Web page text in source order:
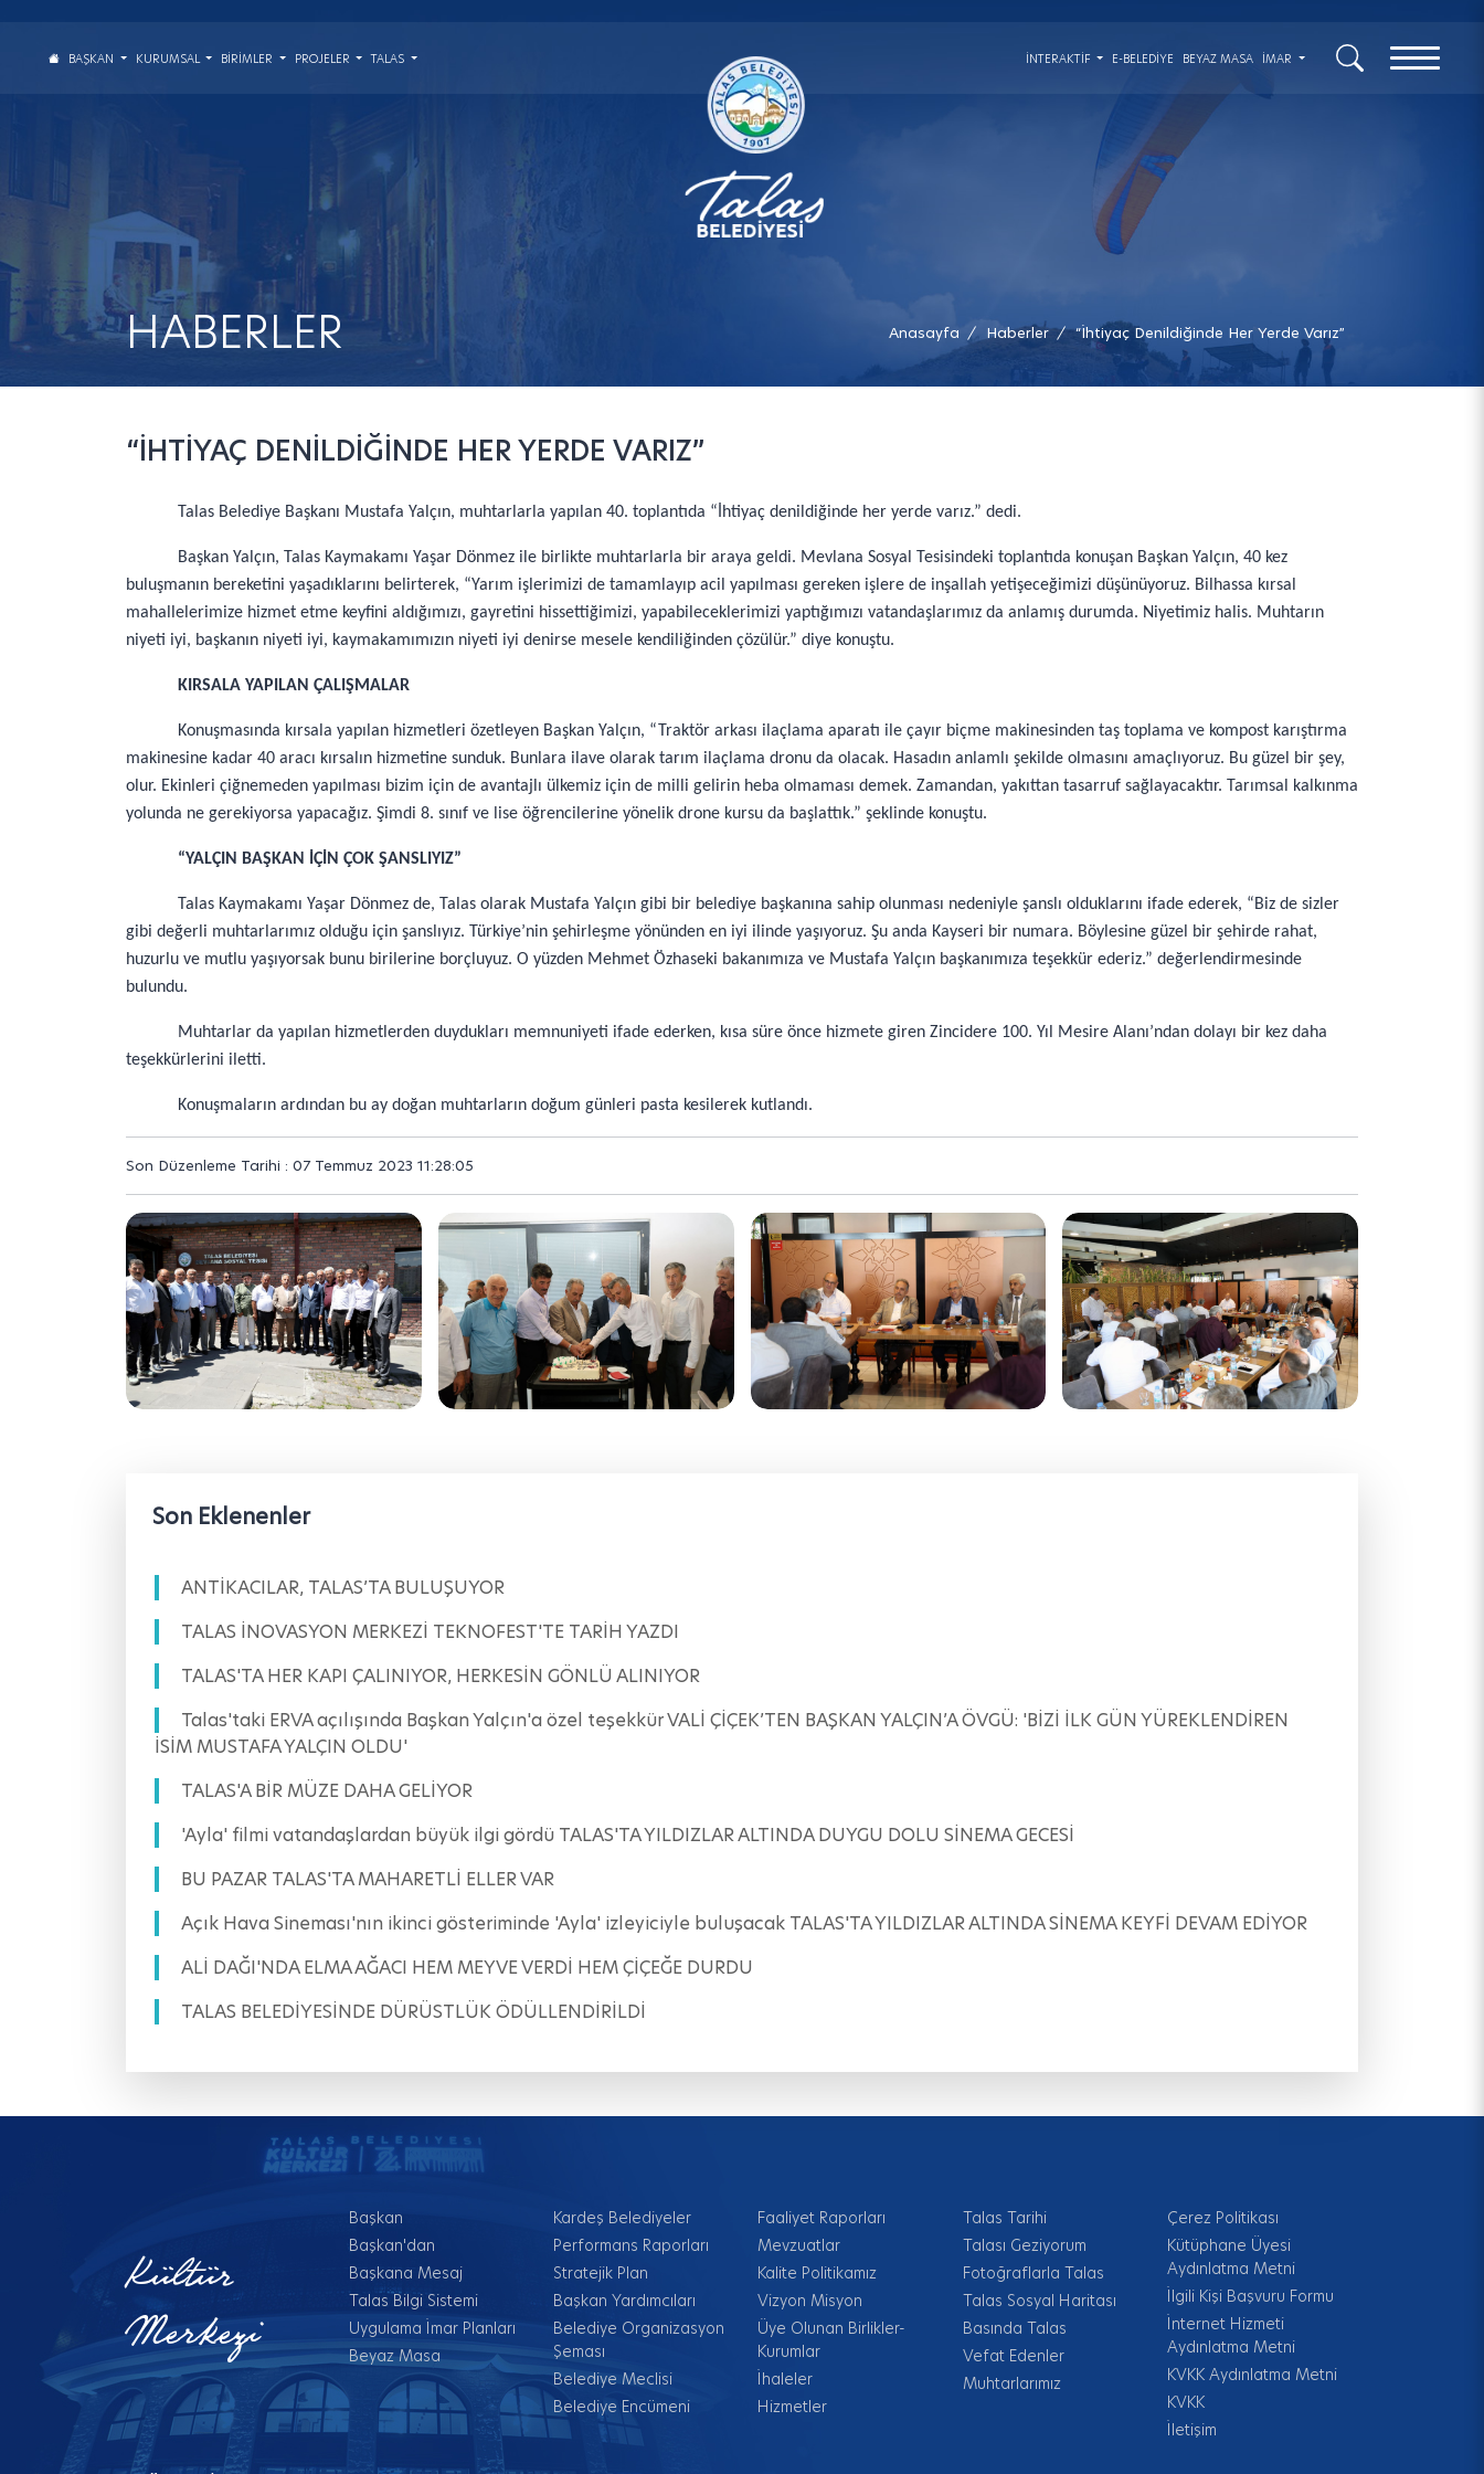
BAŞKAN KURUMSAL BIRIMLER PROJELER TALAS İNTERAKTIF E-BELEDİYE BEYAZ MASA İMAR
HABERLER Anasayfa / Haberler / “İhtiyaç Denildiğinde Her Yerde Varız”
“İHTİYAÇ DENİLDİĞİNDE HER YERDE VARIZ”
Talas Belediye Başkanı Mustafa Yalçın, muhtarlarla yapılan 40. toplantıda “İhtiyaç denildiğinde her yerde varız.” dedi.
Başkan Yalçın, Talas Kaymakamı Yaşar Dönmez ile birlikte muhtarlarla bir araya geldi. Mevlana Sosyal Tesisindeki toplantıda konuşan Başkan Yalçın, 40 kez
buluşmanın bereketini yaşadıklarını belirterek, “Yarım işlerimizi de tamamlayıp acil yapılması gereken işlere de inşallah yetişeceğimizi düşünüyoruz. Bilhassa kırsal
mahallelerimize hizmet etme keyfini aldığımızı, gayretini hissettiğimizi, yapabileceklerimizi yaptığımızı vatandaşlarımız da anlamış durumda. Niyetimiz halis. Muhtarın
niyeti iyi, başkanın niyeti iyi, kaymakamımızın niyeti iyi denirse mesele kendiliğinden çözülür.” diye konuştu.
KIRSALA YAPILAN ÇALIŞMALAR
Konuşmasında kırsala yapılan hizmetleri özetleyen Başkan Yalçın, “Traktör arkası ilaçlama aparatı ile çayır biçme makinesinden taş toplama ve kompost karıştırma
makinesine kadar 40 aracı kırsalın hizmetine sunduk. Bunlara ilave olarak tarım ilaçlama dronu da olacak. Hasadın anlamlı şekilde olmasını amaçlıyoruz. Bu güzel bir şey,
olur. Ekinleri çiğnemeden yapılması bizim için de avantajlı ülkemiz için de milli gelirin heba olmaması demek. Zamandan, yakıttan tasarruf sağlayacaktır. Tarımsal kalkınma
yolunda ne gerekiyorsa yapacağız. Şimdi 8. sınıf ve lise öğrencilerine yönelik drone kursu da başlattık.” şeklinde konuştu.
“YALÇIN BAŞKAN İÇİN ÇOK ŞANSLIYIZ”
Talas Kaymakamı Yaşar Dönmez de, Talas olarak Mustafa Yalçın gibi bir belediye başkanına sahip olunması nedeniyle şanslı olduklarını ifade ederek, “Biz de sizler
gibi değerli muhtarlarımız olduğu için şanslıyız. Türkiye’nin şehirleşme yönünden en iyi ilinde yaşıyoruz. Şu anda Kayseri bir numara. Böylesine güzel bir şehirde rahat,
huzurlu ve mutlu yaşıyorsak bunu birilerine borçluyuz. O yüzden Mehmet Özhaseki bakanımıza ve Mustafa Yalçın başkanımıza teşekkür ederiz.” değerlendirmesinde
bulundu.
Muhtarlar da yapılan hizmetlerden duydukları memnuniyeti ifade ederken, kısa süre önce hizmete giren Zincidere 100. Yıl Mesire Alanı’ndan dolayı bir kez daha
teşekkürlerini iletti.
Konuşmaların ardından bu ay doğan muhtarların doğum günleri pasta kesilerek kutlandı.
Son Düzenleme Tarihi : 07 Temmuz 2023 11:28:05
Son Eklenenler
ANTİKACILAR, TALAS’TA BULUŞUYOR
TALAS İNOVASYON MERKEZİ TEKNOFEST'TE TARİH YAZDI
TALAS'TA HER KAPI ÇALINIYOR, HERKESİN GÖNLÜ ALINIYOR
Talas'taki ERVA açılışında Başkan Yalçın'a özel teşekkür VALİ ÇİÇEK’TEN BAŞKAN YALÇIN’A ÖVGÜ: 'BİZİ İLK GÜN YÜREKLENDİREN
İSİM MUSTAFA YALÇIN OLDU'
TALAS'A BİR MÜZE DAHA GELİYOR
'Ayla' filmi vatandaşlardan büyük ilgi gördü TALAS'TA YILDIZLAR ALTINDA DUYGU DOLU SİNEMA GECESİ
BU PAZAR TALAS'TA MAHARETLİ ELLER VAR
Açık Hava Sineması'nın ikinci gösteriminde 'Ayla' izleyiciyle buluşacak TALAS'TA YILDIZLAR ALTINDA SİNEMA KEYFİ DEVAM EDİYOR
ALİ DAĞI'NDA ELMA AĞACI HEM MEYVE VERDİ HEM ÇİÇEĞE DURDU
TALAS BELEDİYESİNDE DÜRÜSTLÜK ÖDÜLLENDİRİLDİ
Kültür
Merkezi
Başkan
Başkan'dan
Başkana Mesaj
Talas Bilgi Sistemi
Uygulama İmar Planları
Beyaz Masa
Kardeş Belediyeler
Performans Raporları
Stratejik Plan
Başkan Yardımcıları
Belediye Organizasyon
Şeması
Belediye Meclisi
Belediye Encümeni
Faaliyet Raporları
Mevzuatlar
Kalite Politikamız
Vizyon Misyon
Üye Olunan Birlikler-
Kurumlar
İhaleler
Hizmetler
Talas Tarihi
Talası Geziyorum
Fotoğraflarla Talas
Talas Sosyal Haritası
Basında Talas
Vefat Edenler
Muhtarlarımız
Çerez Politikası
Kütüphane Üyesi
Aydınlatma Metni
İlgili Kişi Başvuru Formu
İnternet Hizmeti
Aydınlatma Metni
KVKK Aydınlatma Metni
KVKK
İletişim